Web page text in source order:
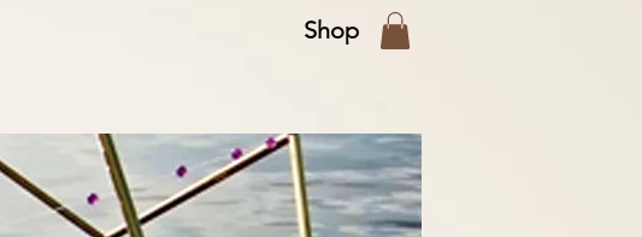
Shop